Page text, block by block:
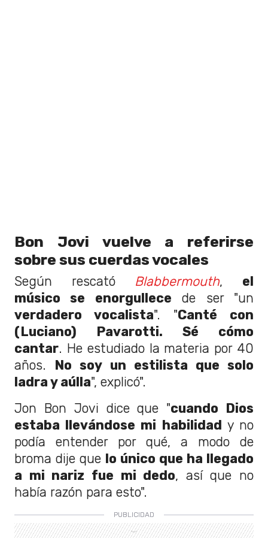
Bon Jovi vuelve a referirse
sobre sus cuerdas vocales
Según rescató Blabbermouth, el
músico se enorgullece de ser "un
verdadero vocalista". "Canté con
(Luciano) Pavarotti. Sé cómo
cantar. He estudiado la materia por 40
años. No soy un estilista que solo
ladra y aúlla", explicó".
Jon Bon Jovi dice que "cuando Dios
estaba llevándose mi habilidad y no
podía entender por qué, a modo de
broma dije que lo único que ha llegado
a mi nariz fue mi dedo, así que no
había razón para esto".